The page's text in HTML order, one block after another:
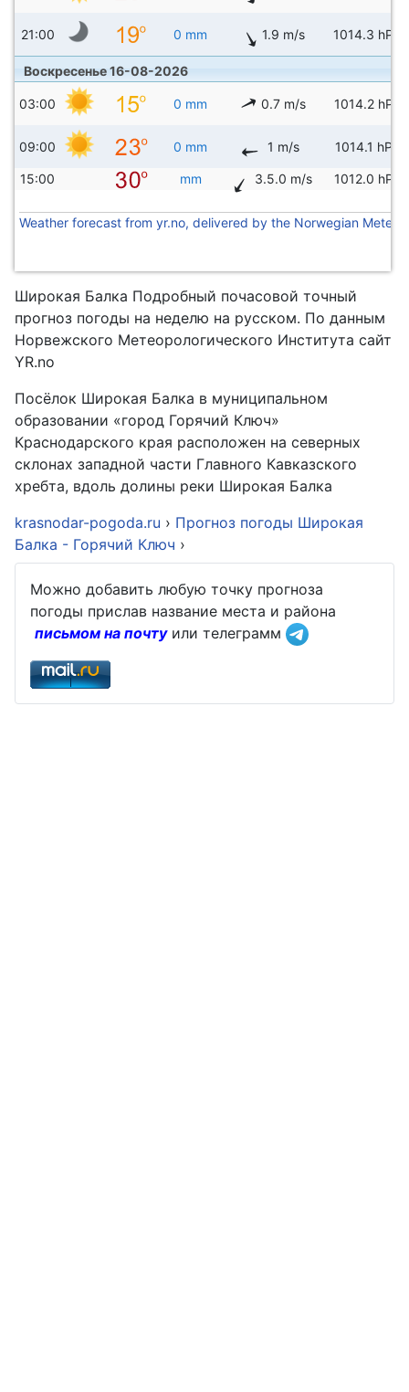
21:00 0 mm 1.9 m/s 1014.3 hPa
Воскресенье 16-08-2026
03:00 0 mm 0.7 m/s 1014.2 hPa
09:00 0 mm 1 m/s 1014.1 hPa
15:00 mm 3.5.0 m/s 1012.0 hPa
Weather forecast from yr.no, delivered by the Norwegian
Широкая Балка Подробный почасовой точный
прогноз погоды на неделю на русском. По данным
Норвежского Метеорологического Института сайт
YR.no
Посёлок Широкая Балка в муниципальном
образовании «город Горячий Ключ»
Краснодарского края расположен на северных
склонах западной части Главного Кавказского
хребта, вдоль долины реки Широкая Балка
krasnodar-pogoda.ru › Прогноз погоды Широкая
Балка - Горячий Ключ ›
Можно добавить любую точку прогноза
погоды прислав название места и района
письмом на почтуили телеграмм